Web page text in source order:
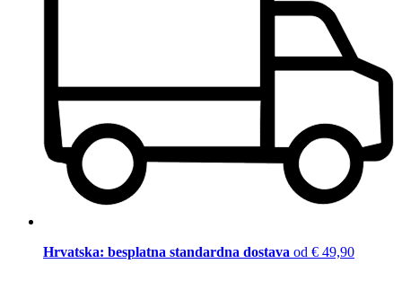
Hrvatska: besplatna standardna dostava od € 49,90